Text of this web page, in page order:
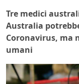
Tre medici
Australia
Coronavirus, ma
umani